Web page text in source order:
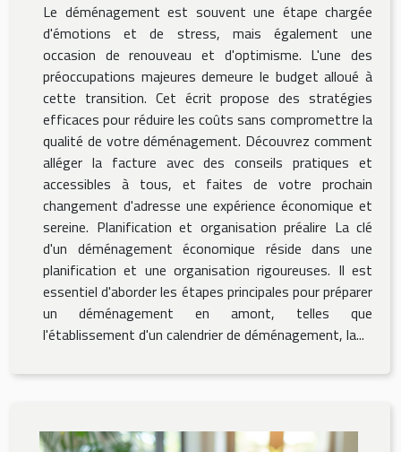
Le déménagement est souvent une étape chargée
d'émotions et de stress, mais également une
occasion de renouveau et d'optimisme. L'une des
préoccupations majeures demeure le budget alloué à
cette transition. Cet écrit propose des stratégies
efficaces pour réduire les coûts sans compromettre la
qualité de votre déménagement. Découvrez comment
alléger la facture avec des conseils pratiques et
accessibles à tous, et faites de votre prochain
changement d'adresse une expérience économique et
sereine. Planification et organisation préalire La clé
d'un déménagement économique réside dans une
planification et une organisation rigoureuses. Il est
essentiel d'aborder les étapes principales pour préparer
un déménagement en amont, telles que
l'établissement d'un calendrier de déménagement, la...